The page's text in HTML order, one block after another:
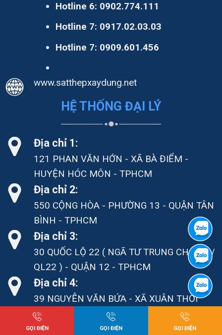
Hotline 6: 0902.774.111
Hotline 7: 0917.02.03.03
Hotline 7: 0909.601.456
www.satthepxaydung.net
HỆ THỐNG ĐẠI LÝ
Địa chỉ 1:
121 PHAN VĂN HỚN - XÃ BÀ ĐIỂM -
HUYỆN HÓC MÔN - TPHCM
Địa chỉ 2:
550 CỘNG HÒA - PHƯỜNG 13 - QUẬN TÂN
BÌNH - TPHCM
Địa chỉ 3:
30 QUỐC LỘ 22 ( NGÃ TƯ TRUNG CHÁNH /
QL22 ) - QUẬN 12 - TPHCM
Địa chỉ 4:
39 NGUYỄN VĂN BỨA - XÃ XUÂN THỚI
SƠN - HÓC MÔN - TPHCM
Và hệ thống 50 kho bãi ký gửi hàng hóa
GỌI ĐIỆN GỌI ĐIỆN GỌI ĐIỆN